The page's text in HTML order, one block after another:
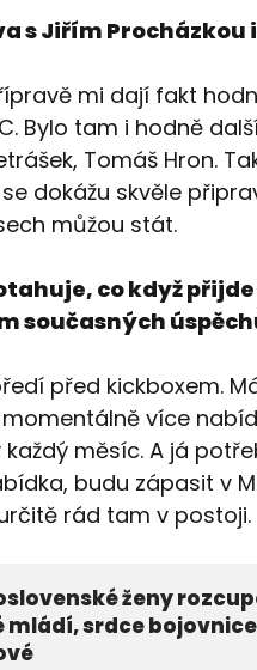
s Jiřím
mi dají fakt
Bylo tam i hodně
Tomáš Hron.
dokážu skvěle
můžou stát.
co když
současných
před kickboxem.
více
měsíc. A já
budu zápasit v
rád tam v postoji.
ženy
mládí, srdce